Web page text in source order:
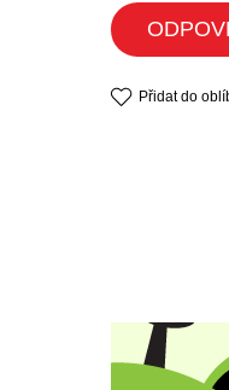
Přidat do